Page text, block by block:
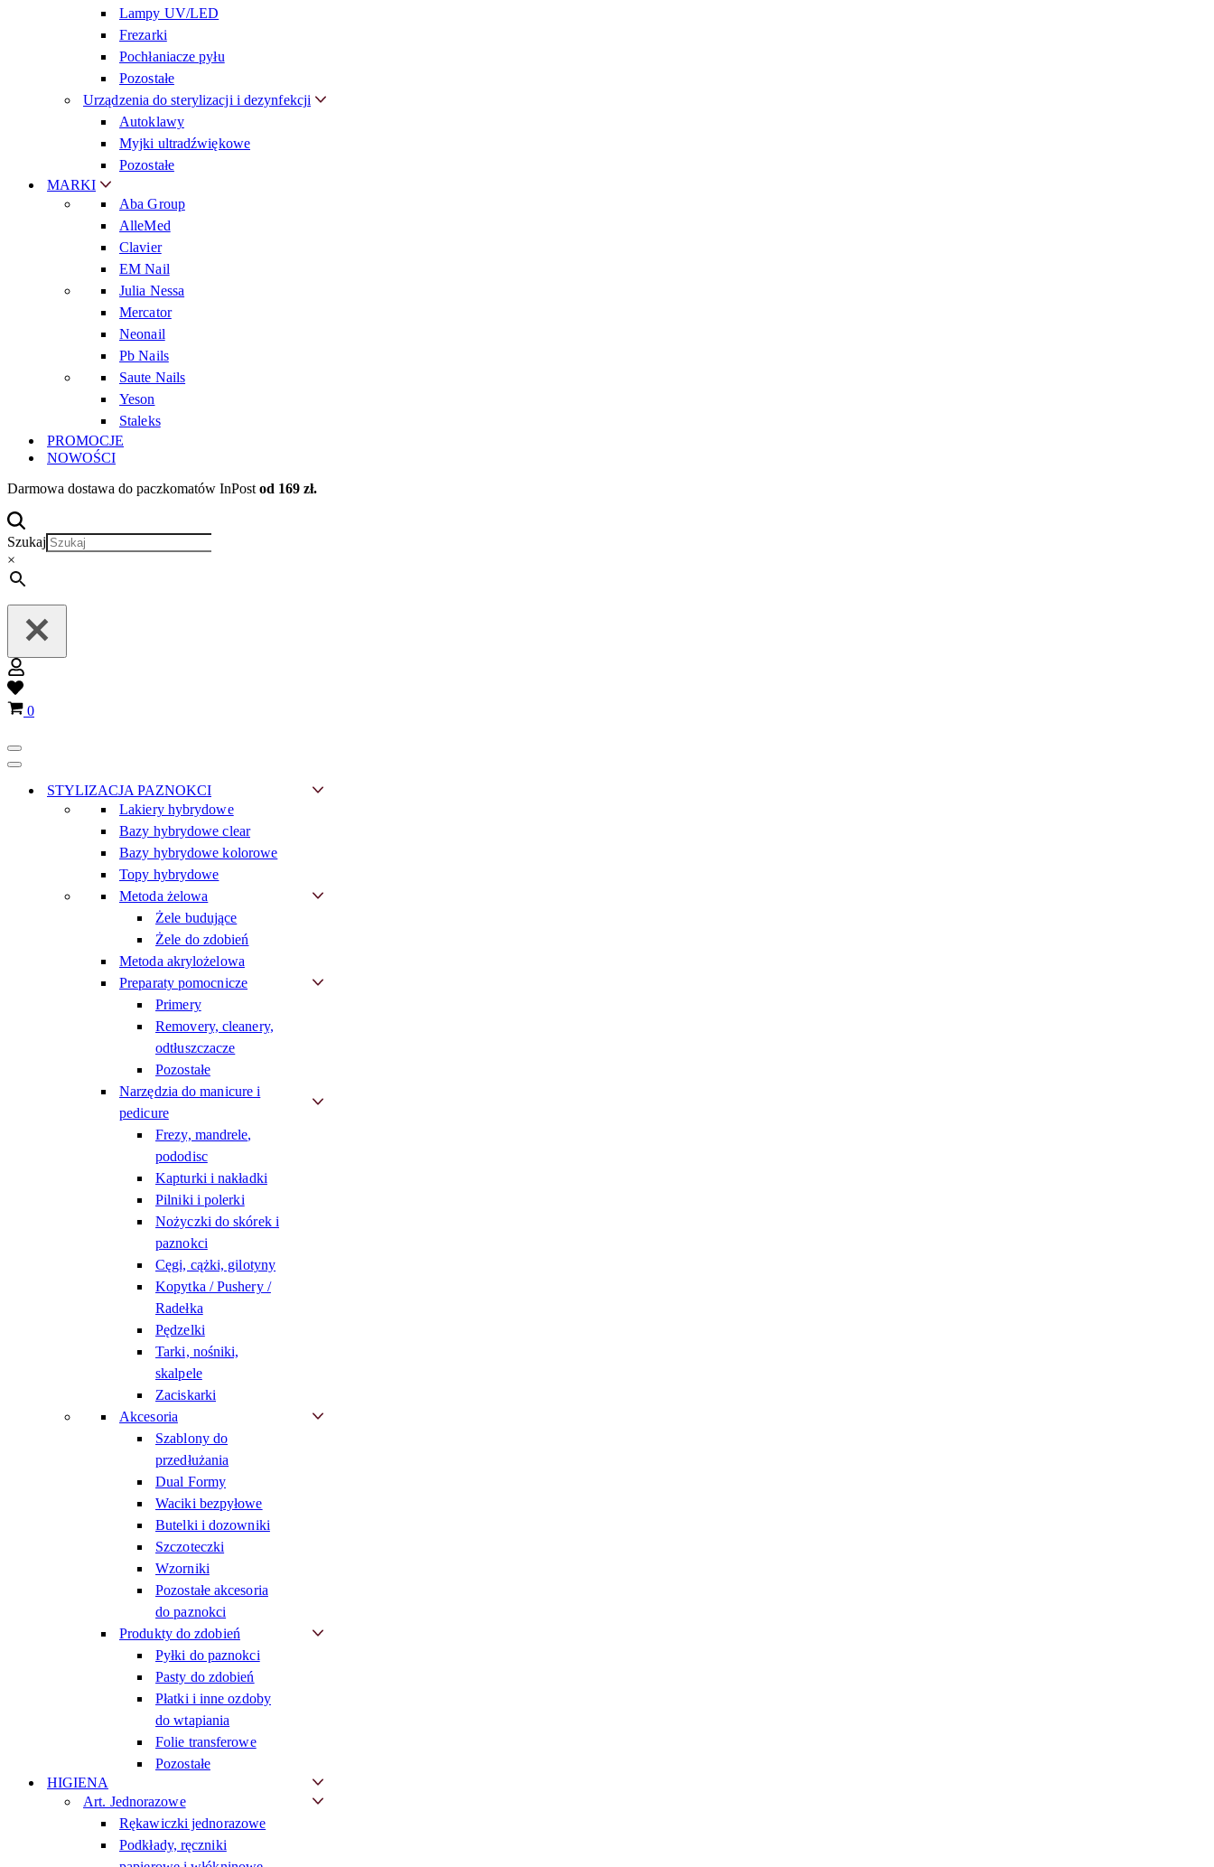
Lampy UV/LED
Frezarki
Pochłaniacze pyłu
Pozostałe
Urządzenia do sterylizacji i dezynfekcji
Autoklawy
Myjki ultradźwiękowe
Pozostałe
MARKI
Aba Group
AlleMed
Clavier
EM Nail
Julia Nessa
Mercator
Neonail
Pb Nails
Saute Nails
Yeson
Staleks
PROMOCJE
NOWOŚCI
Darmowa dostawa do paczkomatów InPost od 169 zł.
Szukaj
×
Wish
listKoszyk
0
Menu
nawigacji
Menu
nawigacjiSTYLIZACJA PAZNOKCI
Lakiery hybrydowe
Bazy hybrydowe clear
Bazy hybrydowe kolorowe
Topy hybrydowe
Metoda żelowa
Żele budujące
Żele do zdobień
Metoda akrylożelowa
Preparaty pomocnicze
Primery
Removery, cleanery,
odtłuszczacze
Pozostałe
Narzędzia do manicure i
pedicure
Frezy, mandrele,
pododisc
Kapturki i nakładki
Pilniki i polerki
Nożyczki do skórek i
paznokci
Cęgi, cążki, gilotyny
Kopytka / Pushery /
Radełka
Pędzelki
Tarki, nośniki,
skalpele
Zaciskarki
Akcesoria
Szablony do
przedłużania
Dual Formy
Waciki bezpyłowe
Butelki i dozowniki
Szczoteczki
Wzorniki
Pozostałe akcesoria
do paznokci
Produkty do zdobień
Pyłki do paznokci
Pasty do zdobień
Płatki i inne ozdoby
do wtapiania
Folie transferowe
Pozostałe
HIGIENA
Art. Jednorazowe
Rękawiczki jednorazowe
Podkłady, ręczniki